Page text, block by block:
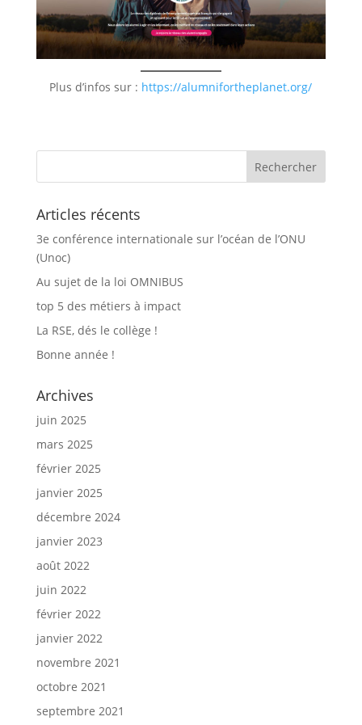
Plus d’infos sur : https://alumnifortheplanet.org/
Articles récents
3e conférence internationale sur l’océan de l’ONU
(Unoc)
Au sujet de la loi OMNIBUS
top 5 des métiers à impact
La RSE, dés le collège !
Bonne année !
Archives
juin 2025
mars 2025
février 2025
janvier 2025
décembre 2024
janvier 2023
août 2022
juin 2022
février 2022
janvier 2022
novembre 2021
octobre 2021
septembre 2021